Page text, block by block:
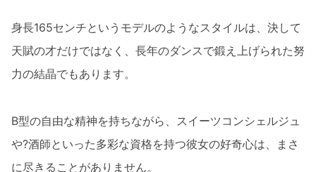
身長165センチというモデルのようなスタイルは、決して
天賦の才だけではなく、長年のダンスで鍛え上げられた努
力の結晶でもあります。
B型の自由な精神を持ちながら、スイーツコンシェルジュ
や?酒師といった多彩な資格を持つ彼女の好奇心は、まさ
に尽きることがありません。